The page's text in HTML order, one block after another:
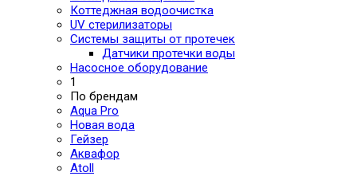
Коттеджная водоочистка
UV стерилизаторы
Системы защиты от протечек
Датчики протечки воды
Насосное оборудование
1
По брендам
Aqua Pro
Новая вода
Гейзер
Аквафор
Atoll